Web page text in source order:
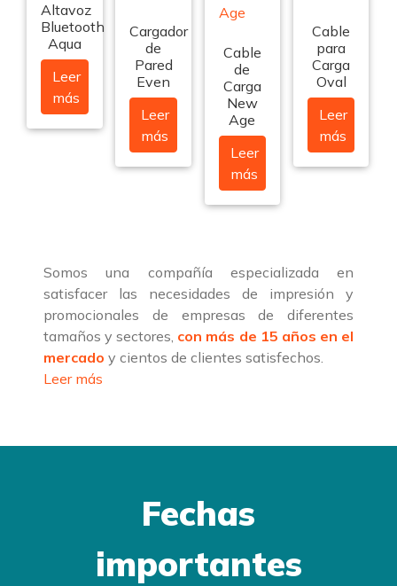
Altavoz
Bluetooth
Aqua
Leer
más
Cargador
de
Pared
Even
Leer
más
Cable
de
Carga
New
Age
Leer
más
Cable
para
Carga
Oval
Leer
más
Somos una compañía especializada en
satisfacer las necesidades de impresión y
promocionales de empresas de diferentes
tamaños y sectores, con más de 15 años en el
mercado y cientos de clientes satisfechos.
Leer más
Fechas
importantes